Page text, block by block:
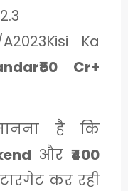
Ka
Cr+
है कि
और ₹400
टारगेट कर रही